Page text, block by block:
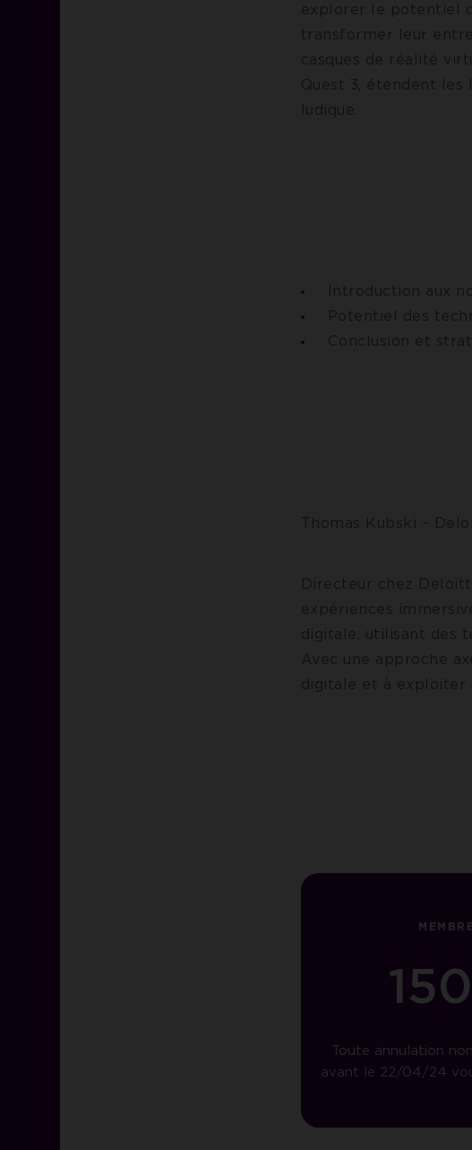
explorer le potentiel
transformer leur
casques de réalité
Quest 3, étendent les
ludique.
Introduction aux
Potentiel des
Conclusion et
Thomas Kubski –
Directeur chez
expériences
digitale, utilisant des
Avec une approche
digitale et à exploiter
150
Toute annulation
avant le 22/04/24